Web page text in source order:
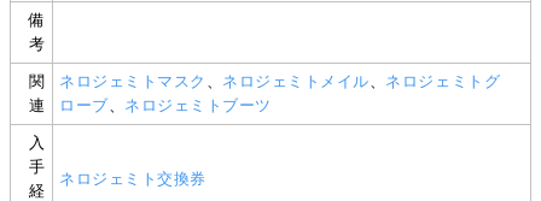
備
考
関
連
ネロジェミトマスク ネロジェミトメイル
ネロジェミトグ
ローブ
ネロジェミトブーツ
入
手
経
ネロジェミト交換券